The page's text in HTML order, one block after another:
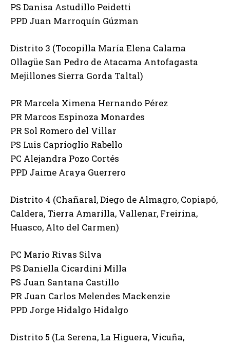
PS Danisa Astudillo Peidetti
PPD Juan Marroquín Gúzman
Distrito 3 (Tocopilla María Elena Calama
Ollagüe San Pedro de Atacama Antofagasta
Mejillones Sierra Gorda Taltal)
PR Marcela Ximena Hernando Pérez
PR Marcos Espinoza Monardes
PR Sol Romero del Villar
PS Luis Caprioglio Rabello
PC Alejandra Pozo Cortés
PPD Jaime Araya Guerrero
Distrito 4 (Chañaral, Diego de Almagro, Copiapó,
Caldera, Tierra Amarilla, Vallenar, Freirina,
Huasco, Alto del Carmen)
PC Mario Rivas Silva
PS Daniella Cicardini Milla
PS Juan Santana Castillo
PR Juan Carlos Melendes Mackenzie
PPD Jorge Hidalgo Hidalgo
Distrito 5 (La Serena, La Higuera, Vicuña,